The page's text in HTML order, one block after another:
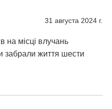
31 августа 2024 г.
на місці влучань
забрали життя шести